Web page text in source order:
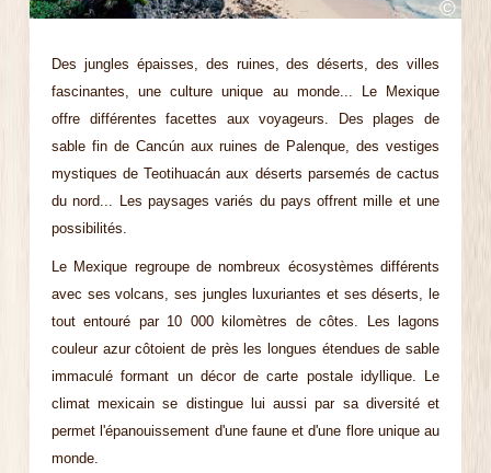
©
Des jungles épaisses, des ruines, des déserts, des villes
fascinantes, une culture unique au monde... Le Mexique
offre différentes facettes aux voyageurs. Des plages de
sable fin de Cancún aux ruines de Palenque, des vestiges
mystiques de Teotihuacán aux déserts parsemés de cactus
du nord... Les paysages variés du pays offrent mille et une
possibilités.
Le Mexique regroupe de nombreux écosystèmes différents
avec ses volcans, ses jungles luxuriantes et ses déserts, le
tout entouré par 10 000 kilomètres de côtes. Les lagons
couleur azur côtoient de près les longues étendues de sable
immaculé formant un décor de carte postale idyllique. Le
climat mexicain se distingue lui aussi par sa diversité et
permet l'épanouissement d'une faune et d'une flore unique au
monde.